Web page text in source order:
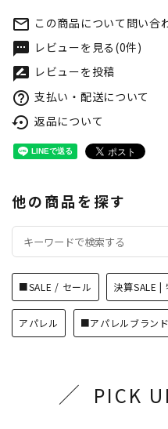
mail_outline この商品について問い合
textsms レビューを見る(0件)
rate_review レビューを投稿
help_outline 支払い・配送について
settings_backup_restore 返品について
他の商品を探す
■SALE / セール 決算SALE |
アパレル ■アパレルブラン
PICK